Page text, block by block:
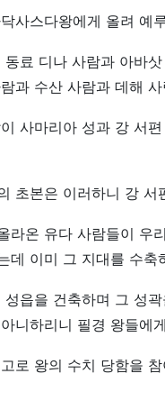
사스다왕에게 올려 예
료 디나 사람과 아바
과 수산 사람과 데해
사마리아 성과 강 서
초본은 이러하니 강 서
라온 유다 사람들이 우
데 이미 그 지대를 수축
읍을 건축하며 그 성
니하리니 필경 왕들에
로 왕의 수치 당함을